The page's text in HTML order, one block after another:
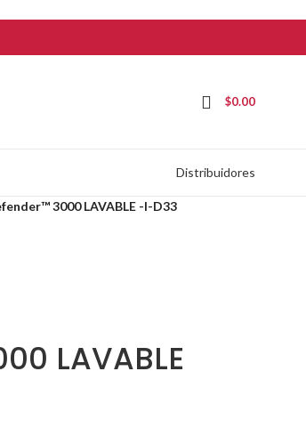
$0.00
Distribuidores
3000 LAVABLE -I-D33
LAVABLE